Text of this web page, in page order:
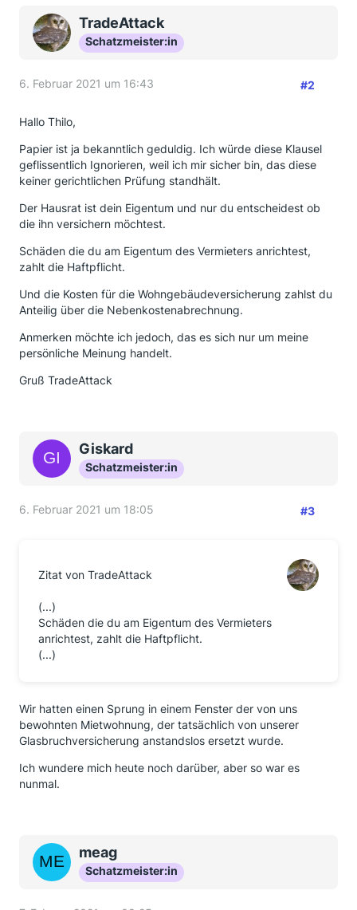
TradeAttack
Schatzmeister:in
6. Februar 2021 um 16:43 #2
Hallo Thilo,
Papier ist ja bekanntlich geduldig. Ich würde diese Klausel
geflissentlich Ignorieren, weil ich mir sicher bin, das diese
keiner gerichtlichen Prüfung standhält.
Der Hausrat ist dein Eigentum und nur du entscheidest ob
die ihn versichern möchtest.
Schäden die du am Eigentum des Vermieters anrichtest,
zahlt die Haftpflicht.
Und die Kosten für die Wohngebäudeversicherung zahlst du
Anteilig über die Nebenkostenabrechnung.
Anmerken möchte ich jedoch, das es sich nur um meine
persönliche Meinung handelt.
Gruß TradeAttack
Giskard
Schatzmeister:in
6. Februar 2021 um 18:05 #3
Zitat von TradeAttack
(...)
Schäden die du am Eigentum des Vermieters
anrichtest, zahlt die Haftpflicht.
(...)
Wir hatten einen Sprung in einem Fenster der von uns
bewohnten Mietwohnung, der tatsächlich von unserer
Glasbruchversicherung anstandslos ersetzt wurde.
Ich wundere mich heute noch darüber, aber so war es
nunmal.
meag
Schatzmeister:in